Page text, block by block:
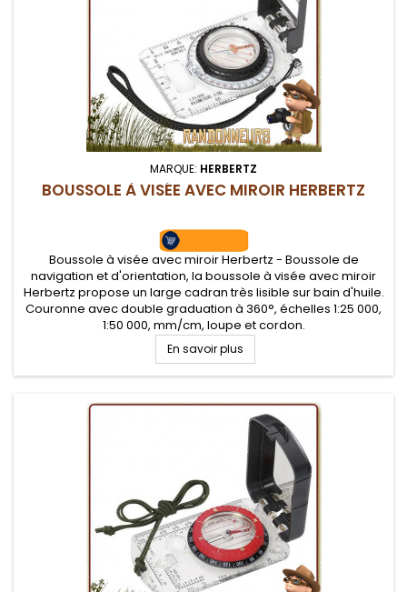
MARQUE: HERBERTZ
BOUSSOLE À VISÉE AVEC MIROIR HERBERTZ
Boussole à visée avec miroir Herbertz - Boussole de
navigation et d'orientation, la boussole à visée avec miroir
Herbertz propose un large cadran très lisible sur bain d'huile.
Couronne avec double graduation à 360°, échelles 1:25 000,
1:50 000, mm/cm, loupe et cordon.
En savoir plus